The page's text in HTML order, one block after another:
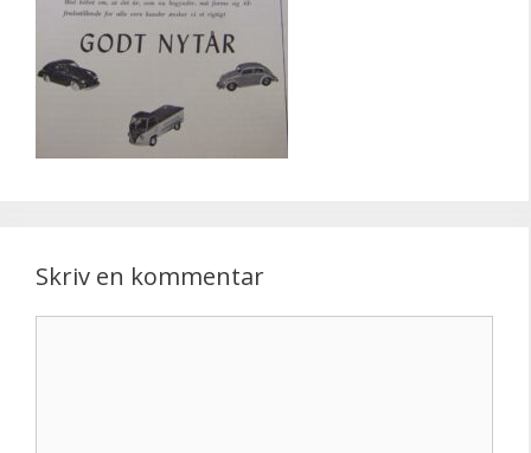
Skriv en kommentar